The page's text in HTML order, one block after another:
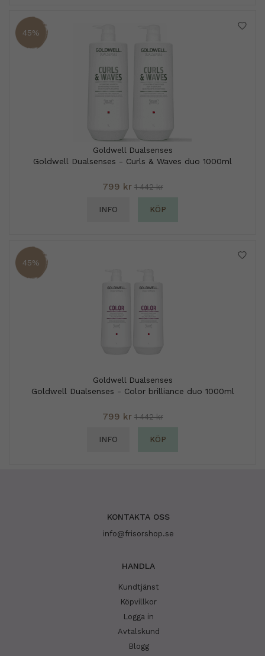
45%
Goldwell Dualsenses
Goldwell Dualsenses - Curls & Waves duo 1000ml
799 kr 1 442 kr
INFO KÖP
45%
Goldwell Dualsenses
Goldwell Dualsenses - Color brilliance duo 1000ml
799 kr 1 442 kr
INFO KÖP
KONTAKTA OSS
info@frisorshop.se
HANDLA
Kundtjänst
Köpvillkor
Logga in
Avtalskund
Blogg